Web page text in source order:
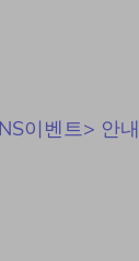
이벤트> 안내